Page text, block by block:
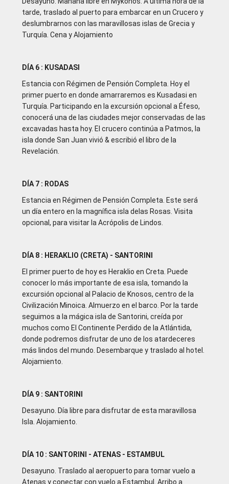
tarde, traslado al puerto para embarcar en un Crucero y
deslumbrarnos con las maravillosas islas de Grecia y
Turquía. Cena y Alojamiento
DÍA 6 : KUSADASI
Estancia con Régimen de Pensión Completa. Hoy el
primer puerto en donde amarraremos es Kusadasi en
Turquía. Participando en la excursión opcional a Éfeso,
conocerá una de las ciudades mejor conservadas de las
excavadas hasta hoy. El crucero continúa a Patmos, la
isla donde San Juan vivió & escribió el libro de la
Revelación.
DÍA 7 : RODAS
Estancia en Régimen de Pensión Completa. Este será
un día entero en la magnífica isla delas Rosas. Visita
opcional, para visitar la Acrópolis de Lindos.
DÍA 8 : HERAKLIO (CRETA) - SANTORINI
El primer puerto de hoy es Heraklio en Creta. Puede
conocer lo más importante de esa isla, tomando la
excursión opcional al Palacio de Knosos, centro de la
Civilización Minoica. Almuerzo en el barco. Por la tarde
seguimos a la mágica isla de Santorini, creída por
muchos como El Continente Perdido de la Atlántida,
donde podremos disfrutar de uno de los atardeceres
más lindos del mundo. Desembarque y traslado al hotel.
Alojamiento.
DÍA 9 : SANTORINI
Desayuno. Día libre para disfrutar de esta maravillosa
Isla. Alojamiento.
DÍA 10 : SANTORINI - ATENAS - ESTAMBUL
Desayuno. Traslado al aeropuerto para tomar vuelo a
Atenas y conectar con vuelo a Estambul. Arribo a